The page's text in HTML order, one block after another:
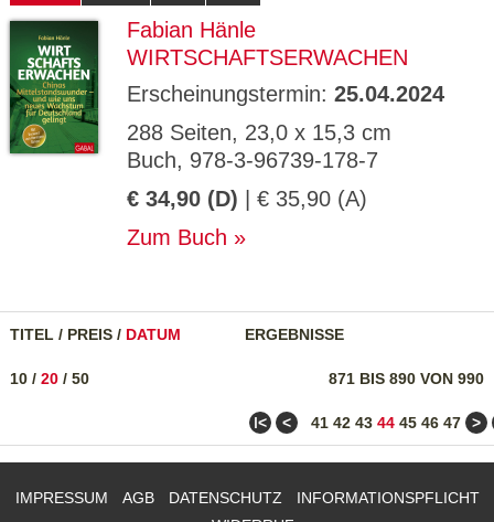
Fabian Hänle
WIRTSCHAFTSERWACHEN
Erscheinungstermin: 25.04.2024
288 Seiten, 23,0 x 15,3 cm
Buch, 978-3-96739-178-7
€ 34,90 (D) | € 35,90 (A)
Zum Buch
TITEL / PREIS / DATUM ERGEBNISSE
871 BIS 890 VON 990
10 / 20 / 50
ǀ< < 41 42 43 44 45 46 47 >
IMPRESSUM AGB DATENSCHUTZ
INFORMATIONSPFLICHT